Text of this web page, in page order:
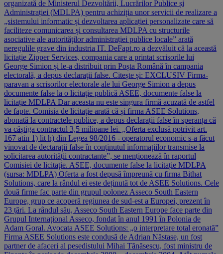
organizată de Ministerul Dezvoltării, Lucrărilor Publice și
Administrației (MDLPA) pentru achiziția unor servicii de realizare a
„sistemului informatic și dezvoltarea aplicației personalizate care să
faciliteze comunicarea și consultarea MDLPA cu structurile
asociative ale autorităților administrației publice locale” arată
neregulile grave din industria IT. DeFapt.ro a dezvăluit că la această
licitație Zipper Services, compania care a printat scrisorile lui
George Simion și le-a distribuit prin Poșta Română în campania
electorală, a depus declarații false. Citește și: EXCLUSIV Firma-
paravan a scrisorilor electorale ale lui George Simion a depus
documente false la o licitație publică ASEE, documente false la
licitație MDLPA Dar aceasta nu este singura firmă acuzată de astfel
de fapte. Comisia de licitație arată că și firma ASEE Solutions,
abonată la contractele publice, a depus declarații false în speranța că
va câștiga contractul 3,5 milioane lei. „Oferta exclusă potrivit art.
167 atin 1) lit h) din Legea 98/2016 - operatorul economic s-a făcut
vinovat de dectarații false în conținutul informațiilor transmise la
solicitarea autorității contractante”, se menționează în raportul
Comisiei de licitație. ASEE, documente false la licitație MDLPA
(sursa: MDLPA) Oferta a fost depusă împreună cu firma Bithat
Solutions, care la rândul ei este deținută tot de ASEE Solutions. Cele
două firme fac parte din grupul polonez Asseco South Eastern
Europe, grup ce acoperă regiunea de sud-est a Europei, prezent în
23 țări. La rândul său, Asseco South Eastern Europe face parte din
Grupul Internațional Asseco, fondat în anul 1991 în Polonia de
Adam Goral. Avocata ASEE Solutions: „o interpretare total eronată”
Firma ASEE Solutions este condusă de Adrian Năstase, un fost
partner de afaceri al pesedistului Mihai Tănăsescu, fost ministru de